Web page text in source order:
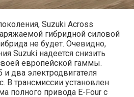
Suzuki Across
гибридной силовой
не будет. Очевидно,
Suzuki надеется снизить
европейской гаммы.
два электродвигателя
В трансмиссии установлен
полного привода E-Four с